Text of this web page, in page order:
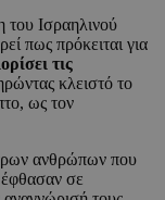
Ισραηλινού
πως πρόκειται για
τις
κλειστό το
ως τον
ανθρώπων που
σε